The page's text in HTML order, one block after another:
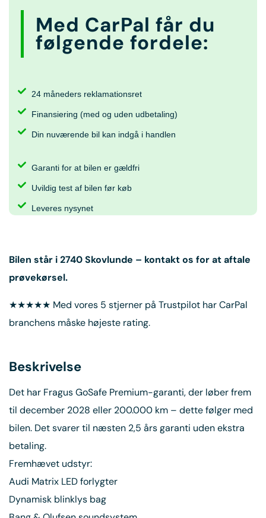
Med CarPal får du
følgende fordele:
24 måneders reklamationsret
Finansiering (med og uden udbetaling)
Din nuværende bil kan indgå i handlen
Garanti for at bilen er gældfri
Uvildig test af bilen før køb
Leveres nysynet
Bilen står i2740 Skovlunde – kontakt os for at aftale
prøvekørsel.
★★★★★ Med vores 5 stjerner på Trustpilot har CarPal
branchens måske højeste rating.
Beskrivelse
Det har Fragus GoSafe Premium-garanti, der løber frem
til december 2028 eller 200.000 km – dette følger med
bilen. Det svarer til næsten 2,5 års garanti uden ekstra
betaling.
Fremhævet udstyr:
Audi Matrix LED forlygter
Dynamisk blinklys bag